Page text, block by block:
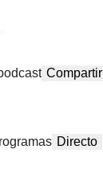
Compartir
Directo